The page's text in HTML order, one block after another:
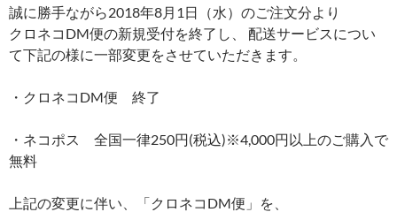
誠に勝手ながら2018年8月1日（水）のご注文分より
クロネコDM便の新規受付を終了し、 配送サービスについ
て下記の様に一部変更をさせていただきます。
・クロネコDM便 終了
・ネコポス 全国一律250円(税込)※4,000円以上のご購入で
無料
上記の変更に伴い、「クロネコDM便」を、